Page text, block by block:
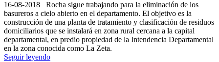
16-08-2018 Rocha sigue trabajando para la eliminación de los
basureros a cielo abierto en el departamento. El objetivo es la
construcción de una planta de tratamiento y clasificación de residuos
domiciliarios que se instalará en zona rural cercana a la capital
departamental, en predio propiedad de la Intendencia Departamental
en la zona conocida como La Zeta.
Seguir leyendo